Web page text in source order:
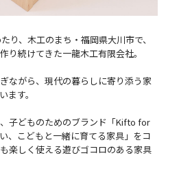
り、木工のまち・福岡県大川市で、
り続けてきた一龍木工有限会社。
ながら、現代の暮らしに寄り添う家
ます。
子どものためのブランド「Kifto for
、こどもと一緒に育てる家具」をコ
楽しく使える遊びゴコロのある家具